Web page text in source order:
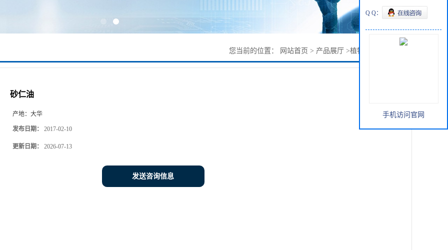
您当前的位置： 网站首页 > 产品展厅 >植物提取物
砂仁油
产地： 大华
发布日期： 2017-02-10
更新日期： 2026-07-13
发送咨询信息
Q Q：
手机访问官网